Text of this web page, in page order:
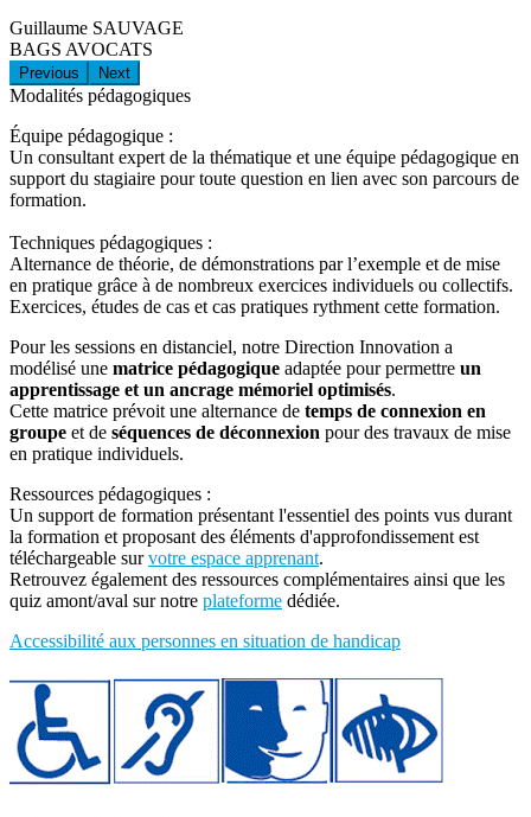
Guillaume SAUVAGE
BAGS AVOCATS
Previous Next
Modalités pédagogiques
Équipe pédagogique :
Un consultant expert de la thématique et une équipe pédagogique en
support du stagiaire pour toute question en lien avec son parcours de
formation.
Techniques pédagogiques :
Alternance de théorie, de démonstrations par l’exemple et de mise
en pratique grâce à de nombreux exercices individuels ou collectifs.
Exercices, études de cas et cas pratiques rythment cette formation.
Pour les sessions en distanciel, notre Direction Innovation a
modélisé une matrice pédagogique adaptée pour permettre un
apprentissage et un ancrage mémoriel optimisés.
Cette matrice prévoit une alternance de temps de connexion en
groupe et de séquences de déconnexion pour des travaux de mise
en pratique individuels.
Ressources pédagogiques :
Un support de formation présentant l'essentiel des points vus durant
la formation et proposant des éléments d'approfondissement est
téléchargeable survotre espace apprenant.
Retrouvez également des ressources complémentaires ainsi que les
quiz amont/aval sur notre plateforme dédiée.
Accessibilité aux personnes en situation de handicap